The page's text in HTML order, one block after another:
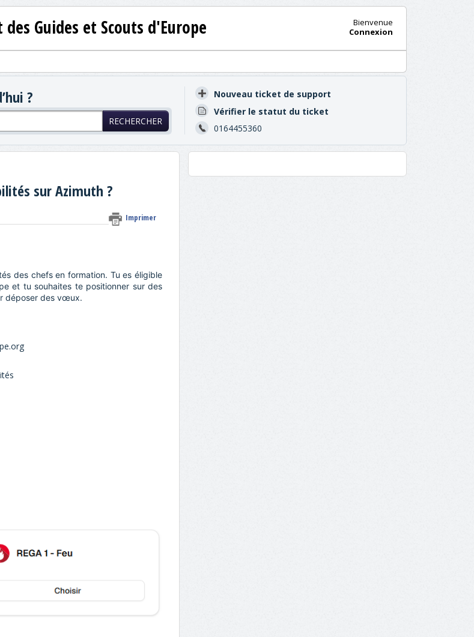
Guides et Scouts d'Europe
Bienvenue
Connexion
?
RECHERCHER
Nouveau ticket de support
Vérifier le statut du ticket
0164455360
sur Azimuth ?
Imprimer
des chefs en formation. Tu es éligible
et tu souhaites te positionner sur des
déposer des vœux.